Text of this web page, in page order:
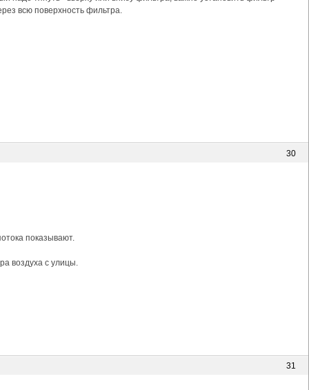
всю поверхность фильтра.
30
показывают.
воздуха с улицы.
31